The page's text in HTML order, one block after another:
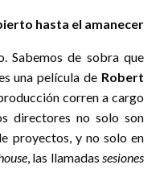
hasta el amanecer
Sabemos de sobra que
una película de Robert
corren a cargo
directores no solo son
proyectos, y no solo en
, las llamadassesiones